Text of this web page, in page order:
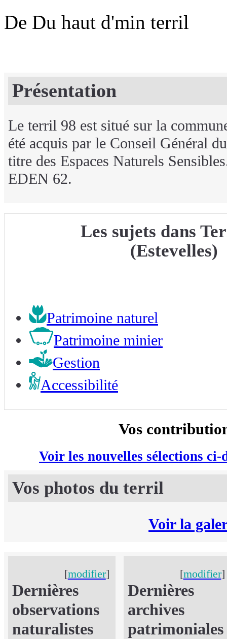
De Du haut d'min terril
Présentation
Le terril 98 est situé sur la
été acquis par le Conseil Général
titre des Espaces Naturels
EDEN 62.
Les sujets dans
(Estevelles)
Patrimoine naturel
Patrimoine minier
Gestion
Accessibilité
Vos
Voir les nouvelles sélections ci-
Vos photos du terril
Voir la
[modifier]
Dernières
observations
naturalistes
[modifier
Dernières
archives
patrimoniales